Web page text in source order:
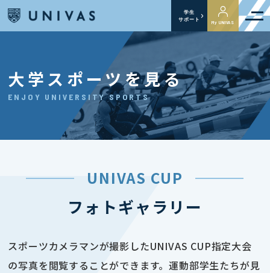
学生
サポート
My UNIVAS
大学スポーツを見る
ENJOY UNIVERSITY SPORTS
UNIVAS CUP
フォトギャラリー
スポーツカメラマンが撮影したUNIVAS CUP指定大会
の写真を閲覧することができます。運動部学生たちが見